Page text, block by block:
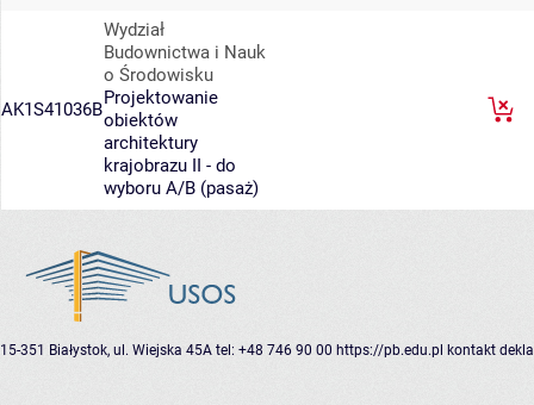
AK1S41036B
Wydział
Budownictwa i Nauk
o Środowisku
Projektowanie
obiektów
architektury
krajobrazu II - do
wyboru A/B (pasaż)
15-351 Białystok, ul. Wiejska 45A tel: +48 746 90 00 https://pb.edu.pl kontakt